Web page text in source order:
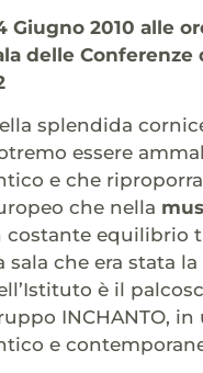
Giugno 2010 alle
delle Conferenze
splendida
essere
e che
che nella
costante equilibrio
sala che era stata la
è il
INCHANTO,
e